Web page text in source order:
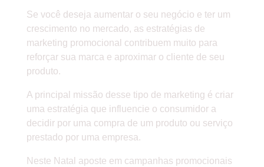
Se você deseja aumentar o seu negócio e ter um
crescimento no mercado, as estratégias de
marketing promocional contribuem muito para
reforçar sua marca e aproximar o cliente de seu
produto.
A principal missão desse tipo de marketing é criar
uma estratégia que influencie o consumidor a
decidir por uma compra de um produto ou serviço
prestado por uma empresa.
Neste Natal aposte em campanhas promocionais